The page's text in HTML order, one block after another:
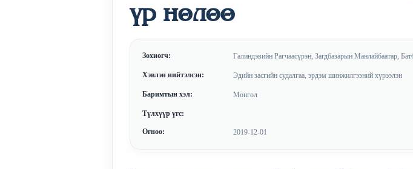
үр нөлөө
Зохиогч: Галиндэвийн Рагчаасүрэн, Загдбазарын Манлайбаатар,
Хэвлэн нийтэлсэн: Эдийн засгийн судалгаа, эрдэм шинжилгээний хүрээлэн
Баримтын хэл: Монгол
Түлхүүр үгс:
Огноо: 2019-12-01